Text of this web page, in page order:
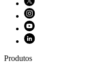
Produtos